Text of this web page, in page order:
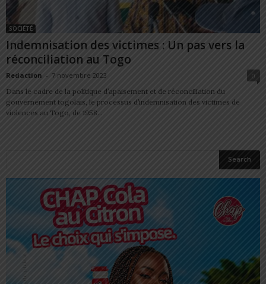
SOCIÉTÉ
Indemnisation des victimes : Un pas vers la
réconciliation au Togo
Redaction - 7 novembre 2023
0
Dans le cadre de la politique d’apaisement et de réconciliation du
gouvernement togolais, le processus d’indemnisation des victimes de
violences au Togo, de 1958...